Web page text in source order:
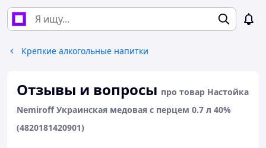
Крепкие алкогольные напитки
Отзывы и вопросы про товар Настойка
Nemiroff Украинская медовая с перцем 0.7 л 40%
(4820181420901)